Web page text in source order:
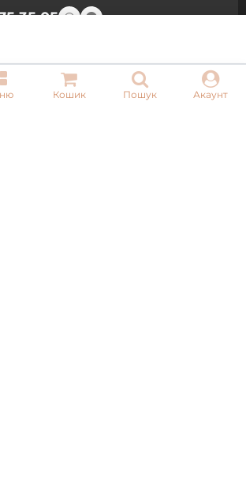
Кошик Пошук Акаунт
35 05
35 05
35 05
Хочу знижку!